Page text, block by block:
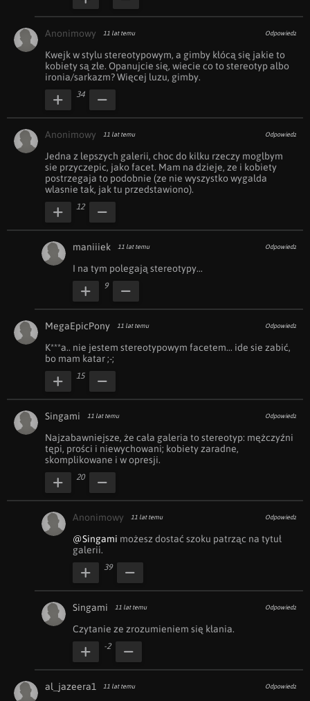
Anonimowy 11 lat temu Odpowiedz
Kwejk w stylu stereotypowym, a gimby kłócą się jakie to
kobiety są złe. Opanujcie się, wiecie co to stereotyp albo
ironia/sarkazm? Więcej luzu, gimby.
34
Anonimowy 11 lat temu Odpowiedz
Jedna z lepszych galerii, choc do kilku rzeczy moglbym
sie przyczepic, jako facet. Mam na dzieje, ze i kobiety
postrzegaja to podobnie (ze nie wyszystko wygalda
wlasnie tak, jak tu przedstawiono).
12
maniiiek 11 lat temu Odpowiedz
I na tym polegają stereotypy...
9
MegaEpicPony 11 lat temu Odpowiedz
K***a.. nie jestem stereotypowym facetem... ide sie zabić,
bo mam katar ;-;
15
Singami 11 lat temu Odpowiedz
Najzabawniejsze, że cała galeria to stereotyp: mężczyźni
tępi, prości i niewychowani; kobiety zaradne,
skomplikowane i w opresji.
20
Anonimowy 11 lat temu Odpowiedz
@Singami możesz dostać szoku patrząc na tytuł
galerii.
39
Singami 11 lat temu Odpowiedz
Czytanie ze zrozumieniem się kłania.
-2
al_jazeera1 11 lat temu Odpowiedz